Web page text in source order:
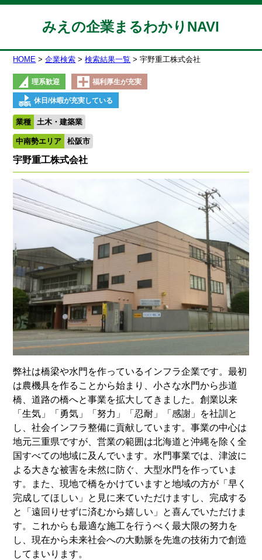
みえの企業まるわかりNAVI
HOME 企業検索 検索結果一覧 宇野重工株式会社
理系歓迎 福利厚生が充実
休日/休暇が充実している
業種 土木・建築業
中南勢エリア 松阪市
宇野重工株式会社
弊社は橋梁や水門を作っているインフラ企業です。最初
は農機具を作ることから始まり、小さな水門から歩道
橋、道路の橋へと事業を拡大してきました。創業以来
「生気」「勇気」「努力」「忍耐」「感謝」を社訓と
し、社会インフラ整備に貢献しています。事業の中心は
地元三重県ですが、営業の範囲は北海道と沖縄を除く全
国すべての地域に及んでいます。水門事業では、津波に
よる大きな被害を未然に防ぐ、大型水門を作っていま
す。また、現地で橋をかけていますと地域の方が「早く
完成してほしい」と見に来ていただけますし、完成する
と「遠回りせずに済むから嬉しい」と喜んでいただけま
す。これからも最適な施工を行うべく最大限の努力を
し、現在から未来社会への大動脈を先進の技術力で創造
してまいります。